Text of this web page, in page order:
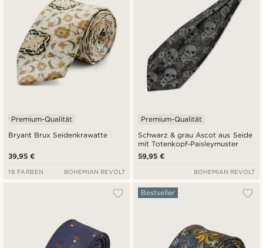
Bryant Brux Seidenkrawatte
Premium-Qualität
39,95 €
18 FARBEN BOHEMIAN REVOLT
Schwarz & grau Ascot aus Seide
mit Totenkopf-Paisleymuster
Premium-Qualität
59,95 €
BOHEMIAN REVOLT
Bestseller